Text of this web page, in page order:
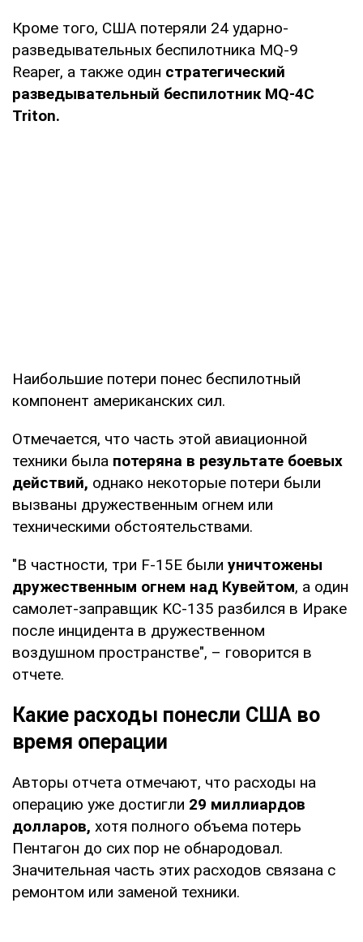
Кроме того, США потеряли 24 ударно-
разведывательных беспилотника MQ-9
Reaper, а также один стратегический
разведывательный беспилотник MQ-4C
Triton.
Наибольшие потери понес беспилотный
компонент американских сил.
Отмечается, что часть этой авиационной
техники была потеряна в результате боевых
действий, однако некоторые потери были
вызваны дружественным огнем или
техническими обстоятельствами.
"В частности, три F-15E были уничтожены
дружественным огнем над Кувейтом, а один
самолет-заправщик KC-135 разбился в Ираке
после инцидента в дружественном
воздушном пространстве", – говорится в
отчете.
Какие расходы понесли США во
время операции
Авторы отчета отмечают, что расходы на
операцию уже достигли 29 миллиардов
долларов, хотя полного объема потерь
Пентагон до сих пор не обнародовал.
Значительная часть этих расходов связана с
ремонтом или заменой техники.